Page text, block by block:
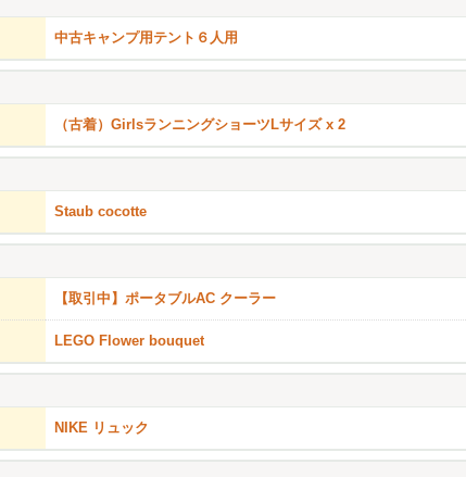
中古キャンプ用テント６人用
（古着）GirlsランニングショーツLサイズ x 2
Staub cocotte
【取引中】ポータブルAC クーラー
LEGO Flower bouquet
NIKE リュック